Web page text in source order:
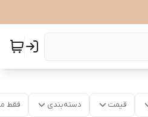
قیمت دسته‌بندی فقط